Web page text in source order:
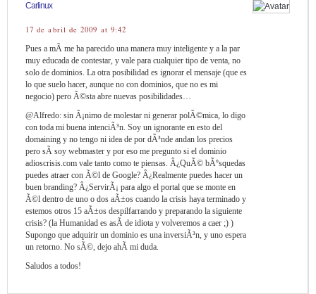
Carlinux
17 de abril de 2009 at 9:42
Pues a mÃ­ me ha parecido una manera muy inteligente y a la par
muy educada de contestar, y vale para cualquier tipo de venta, no
solo de dominios. La otra posibilidad es ignorar el mensaje (que es
lo que suelo hacer, aunque no con dominios, que no es mi
negocio) pero Ã©sta abre nuevas posibilidades…
@Alfredo: sin Ã¡nimo de molestar ni generar polÃ©mica, lo digo
con toda mi buena intenciÃ³n. Soy un ignorante en esto del
domaining y no tengo ni idea de por dÃ³nde andan los precios
pero sÃ­ soy webmaster y por eso me pregunto si el dominio
adioscrisis.com vale tanto como te piensas. Â¿QuÃ© bÃºsquedas
puedes atraer con Ã©l de Google? Â¿Realmente puedes hacer un
buen branding? Â¿ServirÃ¡ para algo el portal que se monte en
Ã©l dentro de uno o dos aÃ±os cuando la crisis haya terminado y
estemos otros 15 aÃ±os despilfarrando y preparando la siguiente
crisis? (la Humanidad es asÃ­ de idiota y volveremos a caer ;) )
Supongo que adquirir un dominio es una inversiÃ³n, y uno espera
un retorno. No sÃ©, dejo ahÃ­ mi duda.
Saludos a todos!